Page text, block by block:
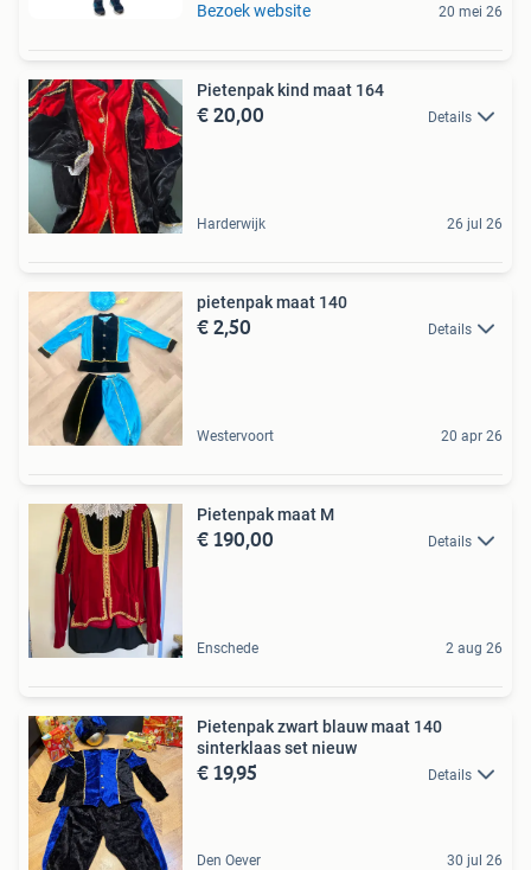
Bezoek website 20 mei 26
Pietenpak kind maat 164
€ 20,00 Details
Harderwijk 26 jul 26
pietenpak maat 140
€ 2,50 Details
Westervoort 20 apr 26
Pietenpak maat M
€ 190,00 Details
Enschede 2 aug 26
Pietenpak zwart blauw maat 140
sinterklaas set nieuw
€ 19,95 Details
Den Oever 30 jul 26